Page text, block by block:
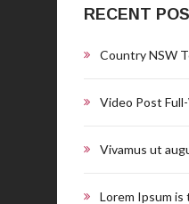
RECENT
Country NSW
Video Post
Vivamus ut
Lorem Ipsum is